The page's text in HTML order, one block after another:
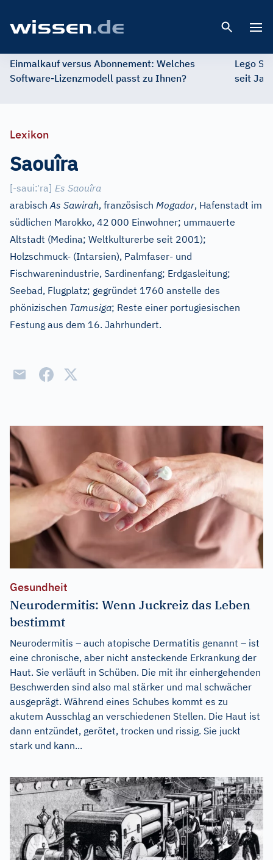
Einmalkauf versus Abonnement: Welches
Software-Lizenzmodell passt zu Ihnen?
Lego
seit
Lexikon
Saouîra
[-saui:ˈra] Es Saouîra
arabischAs Sawirah, französisch Mogador, Hafenstadt im
südlichen Marokko, 42 000 Einwohner; ummauerte
Altstadt (Medina; Weltkulturerbe seit 2001);
Holzschmuck- (Intarsien), Palmfaser- und
Fischwarenindustrie, Sardinenfang; Erdgasleitung;
Seebad, Flugplatz; gegründet 1760 anstelle des
phönizischen Tamusiga; Reste einer portugiesischen
Festung aus dem 16. Jahrhundert.
Gesundheit
Neurodermitis: Wenn Juckreiz das Leben
bestimmt
Neurodermitis – auch atopische Dermatitis genannt – ist
eine chronische, aber nicht ansteckende Erkrankung der
Haut. Sie verläuft in Schüben. Die mit ihr einhergehenden
Beschwerden sind also mal stärker und mal schwächer
ausgeprägt. Während eines Schubes kommt es zu
akutem Ausschlag an verschiedenen Stellen. Die Haut ist
dann entzündet, gerötet, trocken und rissig. Sie juckt
stark und kann...